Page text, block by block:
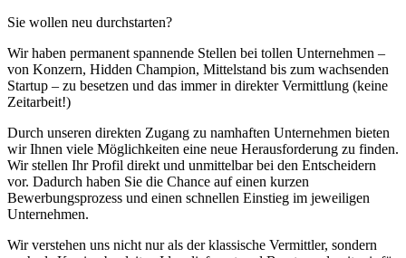
Sie wollen neu durchstarten?
Wir haben permanent spannende Stellen bei tollen Unternehmen –
von Konzern, Hidden Champion, Mittelstand bis zum wachsenden
Startup – zu besetzen und das immer in direkter Vermittlung (keine
Zeitarbeit!)
Durch unseren direkten Zugang zu namhaften Unternehmen bieten
wir Ihnen viele Möglichkeiten eine neue Herausforderung zu finden.
Wir stellen Ihr Profil direkt und unmittelbar bei den Entscheidern
vor. Dadurch haben Sie die Chance auf einen kurzen
Bewerbungsprozess und einen schnellen Einstieg im jeweiligen
Unternehmen.
Wir verstehen uns nicht nur als der klassische Vermittler, sondern